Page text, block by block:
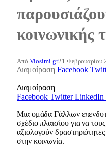
κοινωνικής
Από Viosimi.gr21 Φεβρουαρίου
Διαμοίραση Facebook
Διαμοίραση
Facebook Twitter LinkedIn
Μια ομάδα Γάλλων
σχέδιο πλαισίου για να
αξιολογούν
στην κοινωνία.